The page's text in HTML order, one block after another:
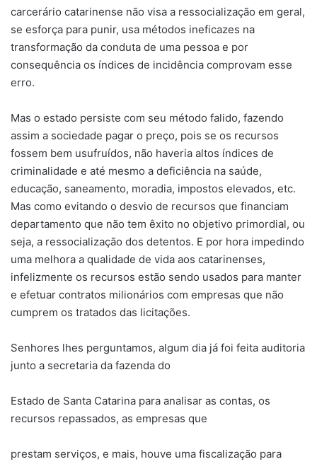
carcerário catarinense não visa a ressocialização em geral,
se esforça para punir, usa métodos ineficazes na
transformação da conduta de uma pessoa e por
consequência os índices de incidência comprovam esse
erro.
Mas o estado persiste com seu método falido, fazendo
assim a sociedade pagar o preço, pois se os recursos
fossem bem usufruídos, não haveria altos índices de
criminalidade e até mesmo a deficiência na saúde,
educação, saneamento, moradia, impostos elevados, etc.
Mas como evitando o desvio de recursos que financiam
departamento que não tem êxito no objetivo primordial, ou
seja, a ressocialização dos detentos. E por hora impedindo
uma melhora a qualidade de vida aos catarinenses,
infelizmente os recursos estão sendo usados para manter
e efetuar contratos milionários com empresas que não
cumprem os tratados das licitações.
Senhores lhes perguntamos, algum dia já foi feita auditoria
junto a secretaria da fazenda do
Estado de Santa Catarina para analisar as contas, os
recursos repassados, as empresas que
prestam serviços, e mais, houve uma fiscalização para